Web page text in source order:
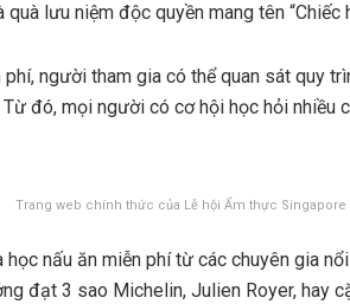
lưu niệm độc quyền mang tên “Chiếc
người tham gia có thể quan sát quy
đó, mọi người có cơ hội học hỏi nhiều
Trang web chính thức của Lễ hội Ẩm thực Singapore
nấu ăn miễn phí từ các chuyên gia
đạt 3 sao Michelin, Julien Royer, hay